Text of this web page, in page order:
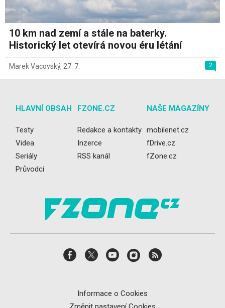
10 km nad zemí a stále na baterky.
Historický let otevírá novou éru létání
2
Marek Vacovský, 27. 7.
HLAVNÍ OBSAH
Testy
Videa
Seriály
Průvodci
FZONE.CZ
Redakce a kontakty
Inzerce
RSS kanál
NAŠE MAGAZÍNY
mobilenet.cz
fDrive.cz
fZone.cz
Informace o Cookies